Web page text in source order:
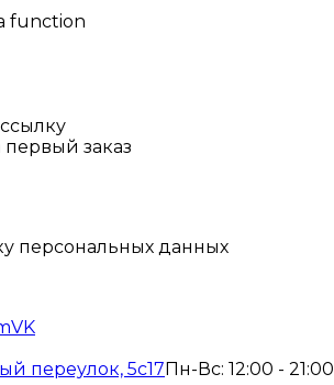
function
первый заказ
персональных данных
VK
переулок, 5с17 Пн-Вс: 12:00 - 21:00